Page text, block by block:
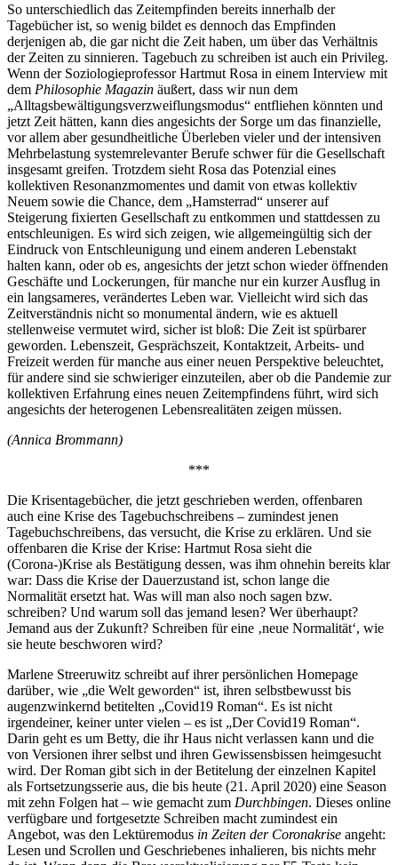
So unterschiedlich das Zeitempfinden bereits innerhalb der
Tagebücher ist, so wenig bildet es dennoch das Empfinden
derjenigen ab, die gar nicht die Zeit haben, um über das Verhältnis
der Zeiten zu sinnieren. Tagebuch zu schreiben ist auch ein Privileg.
Wenn der Soziologieprofessor Hartmut Rosa in einem Interview mit
dem Philosophie Magazin äußert, dass wir nun dem
„Alltagsbewältigungsverzweiflungsmodus“ entfliehen könnten und
jetzt Zeit hätten, kann dies angesichts der Sorge um das finanzielle,
vor allem aber gesundheitliche Überleben vieler und der intensiven
Mehrbelastung systemrelevanter Berufe schwer für die Gesellschaft
insgesamt greifen. Trotzdem sieht Rosa das Potenzial eines
kollektiven Resonanzmomentes und damit von etwas kollektiv
Neuem sowie die Chance, dem „Hamsterrad“ unserer auf
Steigerung fixierten Gesellschaft zu entkommen und stattdessen zu
entschleunigen. Es wird sich zeigen, wie allgemeingültig sich der
Eindruck von Entschleunigung und einem anderen Lebenstakt
halten kann, oder ob es, angesichts der jetzt schon wieder öffnenden
Geschäfte und Lockerungen, für manche nur ein kurzer Ausflug in
ein langsameres, verändertes Leben war. Vielleicht wird sich das
Zeitverständnis nicht so monumental ändern, wie es aktuell
stellenweise vermutet wird, sicher ist bloß: Die Zeit ist spürbarer
geworden. Lebenszeit, Gesprächszeit, Kontaktzeit, Arbeits- und
Freizeit werden für manche aus einer neuen Perspektive beleuchtet,
für andere sind sie schwieriger einzuteilen, aber ob die Pandemie zur
kollektiven Erfahrung eines neuen Zeitempfindens führt, wird sich
angesichts der heterogenen Lebensrealitäten zeigen müssen.
(Annica Brommann)
***
Die Krisentagebücher, die jetzt geschrieben werden, offenbaren
auch eine Krise des Tagebuchschreibens – zumindest jenen
Tagebuchschreibens, das versucht, die Krise zu erklären. Und sie
offenbaren die Krise der Krise: Hartmut Rosa sieht die
(Corona-)Krise als Bestätigung dessen, was ihm ohnehin bereits klar
war: Dass die Krise der Dauerzustand ist, schon lange die
Normalität ersetzt hat. Was will man also noch sagen bzw.
schreiben? Und warum soll das jemand lesen? Wer überhaupt?
Jemand aus der Zukunft? Schreiben für eine ‚neue Normalität‘, wie
sie heute beschworen wird?
Marlene Streeruwitz schreibt auf ihrer persönlichen Homepage
darüber‚ wie „die Welt geworden“ ist, ihren selbstbewusst bis
augenzwinkernd betitelten „Covid19 Roman“. Es ist nicht
irgendeiner, keiner unter vielen – es ist „Der Covid19 Roman“.
Darin geht es um Betty, die ihr Haus nicht verlassen kann und die
von Versionen ihrer selbst und ihren Gewissensbissen heimgesucht
wird. Der Roman gibt sich in der Betitelung der einzelnen Kapitel
als Fortsetzungsserie aus, die bis heute (21. April 2020) eine Season
mit zehn Folgen hat – wie gemacht zum Durchbingen. Dieses online
verfügbare und fortgesetzte Schreiben macht zumindest ein
Angebot, was den Lektüremodus in Zeiten der Coronakrise angeht:
Lesen und Scrollen und Geschriebenes inhalieren, bis nichts mehr